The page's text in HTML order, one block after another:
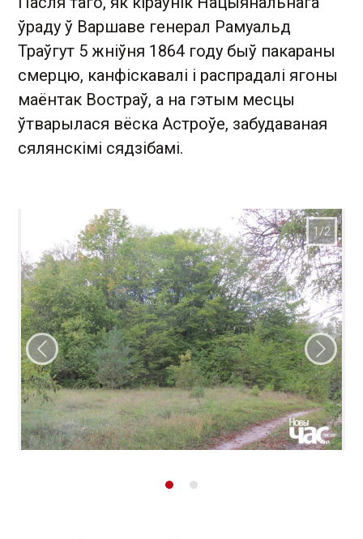
ўраду ў Варшаве генерал Рамуальд
Траўгут 5 жніўня 1864 году быў пакараны
смерцю, канфіскавалі і распрадалі ягоны
маёнтак Востраў, а на гэтым месцы
ўтварылася вёска Астроўе, забудаваная
сялянскімі сядзібамі.
Папярэдні слайд